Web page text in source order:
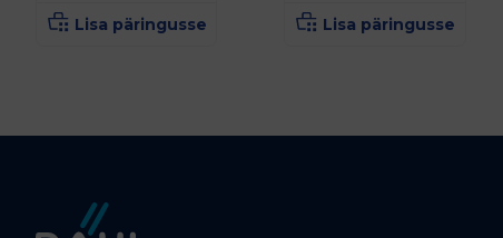
Lisa päringusse Lisa päringusse